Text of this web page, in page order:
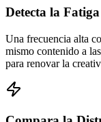
Detecta la
Una frecuencia alta
mismo contenido a
para renovar la